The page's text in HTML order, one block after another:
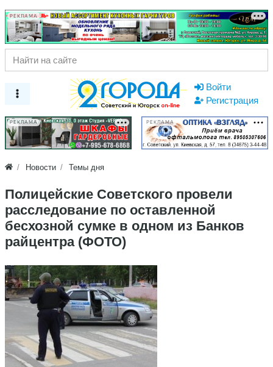
РЕКЛАМА
Войти
Регистрация
РЕКЛАМА РЕКЛАМА
Новости Темы дня
Полицейские Советского провели
расследование по оставленной
бесхозной сумке в одном из Банков
райцентра (ФОТО)